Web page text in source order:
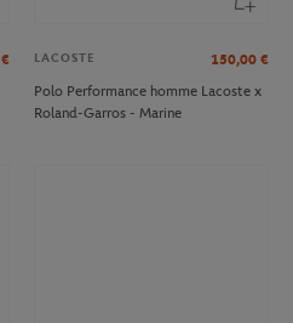
€
LACOSTE 150,00 €
Polo Performance homme Lacoste x
Roland-Garros - Marine